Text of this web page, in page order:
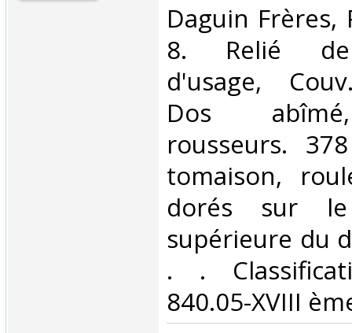
‎Daguin Frères,
8. Relié
d'usage,
Dos
rousseurs.
tomaison,
dorés sur
supérieure du
. .
840.05-XVIII